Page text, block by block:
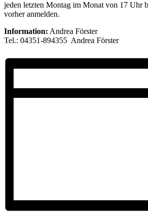
jeden letzten Montag im Monat von 17 Uhr
vorher anmelden.
Information: Andrea Förster
Tel.: 04351-894355 Andrea Förster